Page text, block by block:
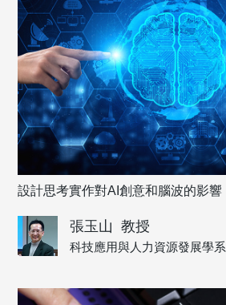
設計思考實作對AI創意和腦波的影響
張玉山 教授
科技應用與人力資源發展學系